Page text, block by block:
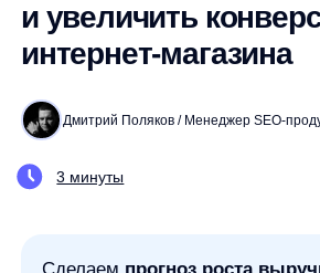
Дмитрий Поляков / Менеджер SEO-продуктов any
3 минуты
показателей